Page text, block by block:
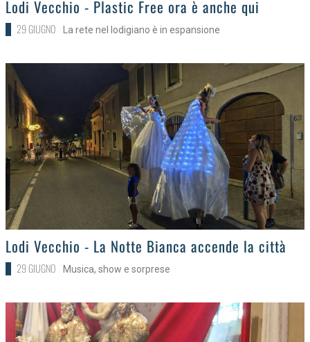
Lodi Vecchio - Plastic Free ora è anche qui
29 GIUGNO La rete nel lodigiano è in espansione
>Lodi Vecchio - La Notte Bianca accende la città
29 GIUGNO Musica, show e sorprese